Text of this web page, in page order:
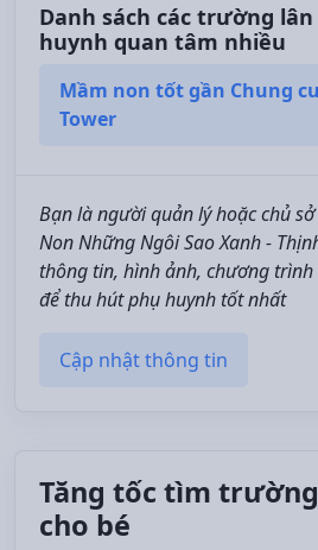
Danh sách các trường
huynh quan tâm nhiều
Mầm non tốt gần Chung
Tower
Bạn là người quản lý hoặc chủ
Non Những Ngôi Sao Xanh -
thông tin, hình ảnh, chương trình
để thu hút phụ huynh tốt nhất
Cập nhật thông tin
Tăng tốc tìm
cho bé